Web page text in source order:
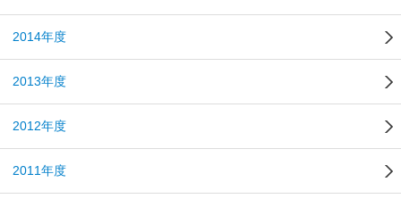
2014年度
2013年度
2012年度
2011年度